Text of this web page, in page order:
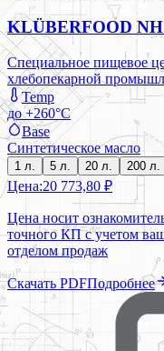
KLÜBERFOOD
Специальное пищевое
хлебопекарной
Temp
до +260°C
Base
Синтетическое масло
1 л. 5 л. 20 л. 200 л.
Цена:20 773,80 ₽
Цена носит
точного КП с учетом
отделом продаж
Скачать PDFПодробнее